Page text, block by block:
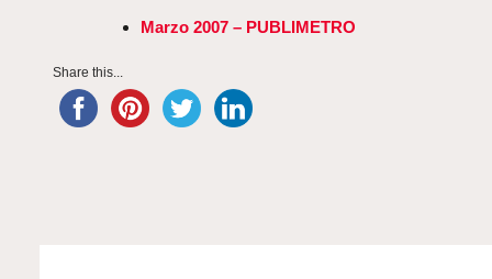
Marzo 2007 – PUBLIMETRO
Share this...